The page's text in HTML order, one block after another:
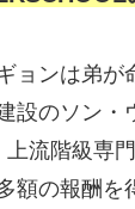
ョンは弟が
設のソン
上流階級専
額の報酬